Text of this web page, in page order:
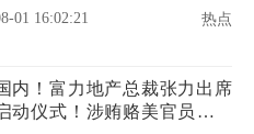
01 16:02:21 热点
内！富力地产总裁张力出席
动仪式！涉贿赂美官员案暂